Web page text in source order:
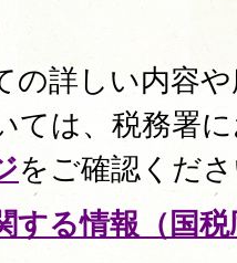
の詳しい内容
ては、税務署
をご確認くだ
する情報（国